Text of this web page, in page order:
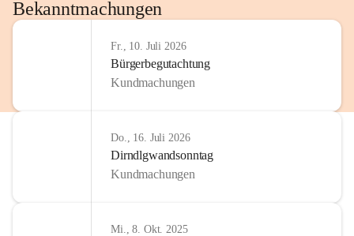
http://www.omv.com
Bekanntmachungen
Fr., 10. Juli 2026
Bürgerbegutachtung
Kundmachungen
Do., 16. Juli 2026
Dirndlgwandsonntag
Kundmachungen
Mi., 8. Okt. 2025